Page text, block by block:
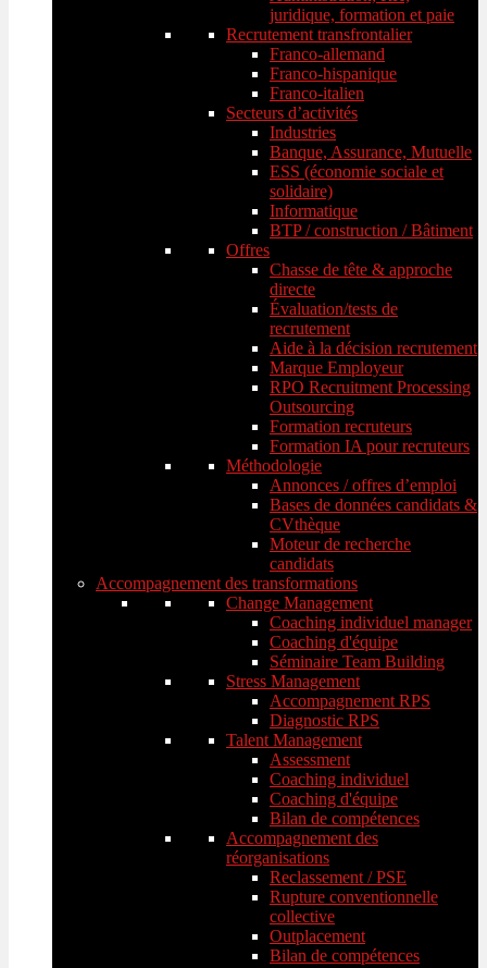
juridique, formation et paie
Recrutement transfrontalier
Franco-allemand
Franco-hispanique
Franco-italien
Secteurs d’activités
Industries
Banque, Assurance, Mutuelle
ESS (économie sociale et
solidaire)
Informatique
BTP / construction / Bâtiment
Offres
Chasse de tête & approche
directe
Évaluation/tests de
recrutement
Aide à la décision recrutement
Marque Employeur
RPO Recruitment Processing
Outsourcing
Formation recruteurs
Formation IA pour recruteurs
Méthodologie
Annonces / offres d’emploi
Bases de données candidats &
CVthèque
Moteur de recherche
candidats
Accompagnement des transformations
Change Management
Coaching individuel manager
Coaching d'équipe
Séminaire Team Building
Stress Management
Accompagnement RPS
Diagnostic RPS
Talent Management
Assessment
Coaching individuel
Coaching d'équipe
Bilan de compétences
Accompagnement des
réorganisations
Reclassement / PSE
Rupture conventionnelle
collective
Outplacement
Bilan de compétences